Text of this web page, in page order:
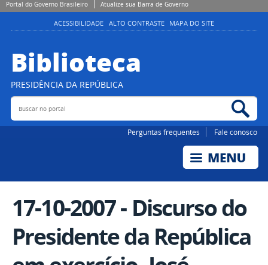
Portal do Governo Brasileiro Atualize sua Barra de Governo
ACESSIBILIDADE ALTO CONTRASTE MAPA DO SITE
Biblioteca
PRESIDÊNCIA DA REPÚBLICA
Buscar no portal
Perguntas frequentes Fale conosco
17-10-2007 - Discurso do
Presidente da República